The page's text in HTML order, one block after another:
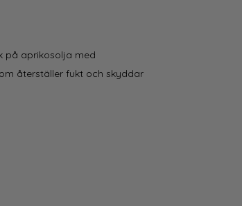
på aprikosolja med
återställer fukt och skyddar